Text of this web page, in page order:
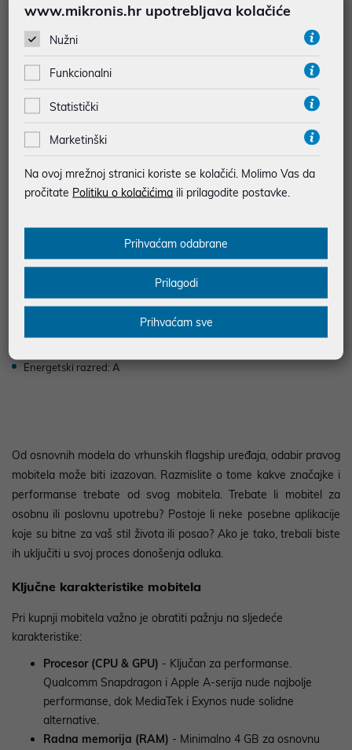
uz PROMO KOD
Energetski razred: A
Dodatnih -5% uz PROMO KOD
Apple iPhone Air 1TB Cloud Whit
1.699,00 €
Energetski razred: A
Od osnovnih modela do vrhunskih flagship uređaja, odabir pravog
mobitela može biti izazovan. Razmislite o tome kakve značajke i
performanse trebate od svog mobitela. Trebate li mobitel za
osobnu ili poslovnu upotrebu? Postoje li neke posebne aplikacije
koje su bitne za vaš stil života ili posao? Ako je tako, trebali biste
ih uključiti u svoj proces donošenja odluka.
Ključne karakteristike mobitela
Pri kupnji mobitela važno je obratiti pažnju na sljedeće
karakteristike:
Procesor (CPU & GPU) - Ključan za performanse.
Qualcomm Snapdragon i Apple A-serija nude najbolje
performanse, dok MediaTek i Exynos nude solidne
alternative.
Radna memorija (RAM) - Minimalno 4 GB za osnovnu
www.mikronis.hr upotrebljava kolačiće
Nužni
Funkcionalni
Statistički
Marketinški
Na ovoj mrežnoj stranici koriste se kolačići. Molimo Vas da
pročitate Politiku o kolačićima ili prilagodite postavke.
Prihvaćam odabrane
Prilagodi
Prihvaćam sve